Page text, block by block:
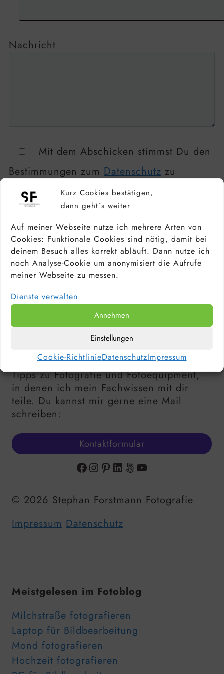
Kurz Cookies bestätigen,
dann geht´s weiter
Auf meiner Webseite nutze ich mehrere Arten von
Cookies: Funktionale Cookies sind nötig, damit bei
deinem Besuch alles korrekt abläuft. Dann nutze ich
noch Analyse-Cookie um anonymisiert die Aufrufe
meiner Webseite zu messen.
Dienste verwalten
Annehmen
Einstellungen
Cookie-RichtlinieDatenschutzImpressum
Nachricht
Mit dem Abschicken stimmst Du den
Bestimmungen zum Datenschutz zu
Abschicken
Unabhängig und kostenlos durch
deine Klicks:Mit Sternchen (*) markierte
darüber einkaufst, erhalte ich eine
Provision. Als Amazon-Partner verdiene
ich an qualifizierten Verkäufen.
Auf meiner Webseite findest du wertvolle
Tipps zu Fotografie und Fotoequipment,
in denen ich mein Fachwissen mit dir
teile. Du kannst mir gerne eine Mail
schreiben:
Kontaktformular
Facebook
Instagram
Pinterest
LinkedIn
500px
YouTube
© 2026 Stephan Forstmann Fotografie
Impressum Datenschutz
Meistgelesen im Fotoblog
Milchstraße fotografieren
Laptop für Bildbearbeitung
Mond fotografieren
Hochzeit fotografieren